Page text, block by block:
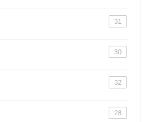
31
30
32
28